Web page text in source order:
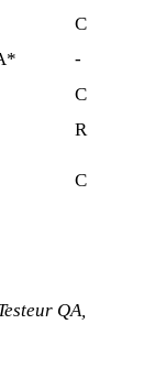
C
-
C
R
C
QA,